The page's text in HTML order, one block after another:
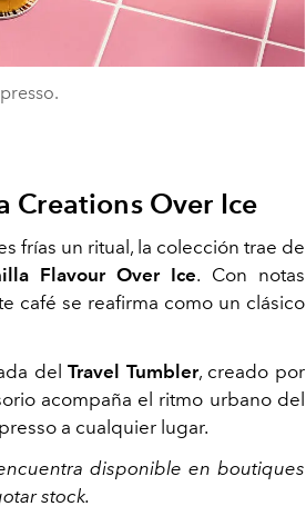
Creations Over Ice
frías un ritual, la colección trae de
Flavour Over Ice. Con notas
café se reafirma como un clásico
delTravel Tumbler, creado por
acompaña el ritmo urbano del
a cualquier lugar.
disponible en boutiques
stock.